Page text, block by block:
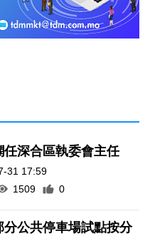
任深合區執委會主任
31 17:59
1509 0
分公共停車場試點按分